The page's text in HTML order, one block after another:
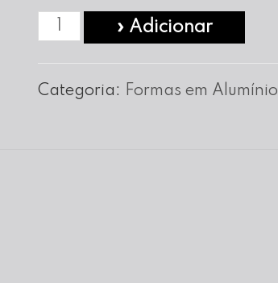
Quantidade
Forma
» Adicionar
Categoria: Formas em Alumínio